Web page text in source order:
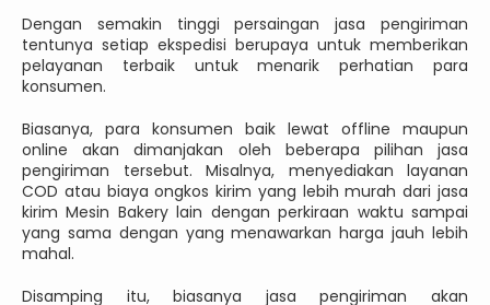
Dengan semakin tinggi persaingan jasa pengiriman
tentunya setiap ekspedisi berupaya untuk memberikan
pelayanan terbaik untuk menarik perhatian para
konsumen.
Biasanya, para konsumen baik lewat offline maupun
online akan dimanjakan oleh beberapa pilihan jasa
pengiriman tersebut. Misalnya, menyediakan layanan
COD atau biaya ongkos kirim yang lebih murah dari jasa
kirim Mesin Bakery lain dengan perkiraan waktu sampai
yang sama dengan yang menawarkan harga jauh lebih
mahal.
Disamping itu, biasanya jasa pengiriman akan